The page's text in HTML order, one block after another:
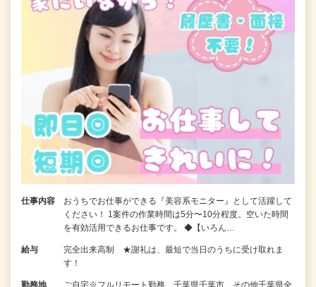
仕事内容
おうちでお仕事ができる『美容系モニター』として活躍して
ください！ 1案件の作業時間は5分〜10分程度。空いた時間
を有効活用できるお仕事です。 ◆【いろん…
給与
完全出来高制 ★謝礼は、最短で当日のうちに受け取れま
す！